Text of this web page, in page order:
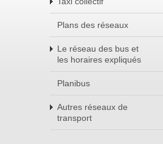
Plans des réseaux
Le réseau des bus et
les horaires expliqués
Planibus
Autres réseaux de
transport